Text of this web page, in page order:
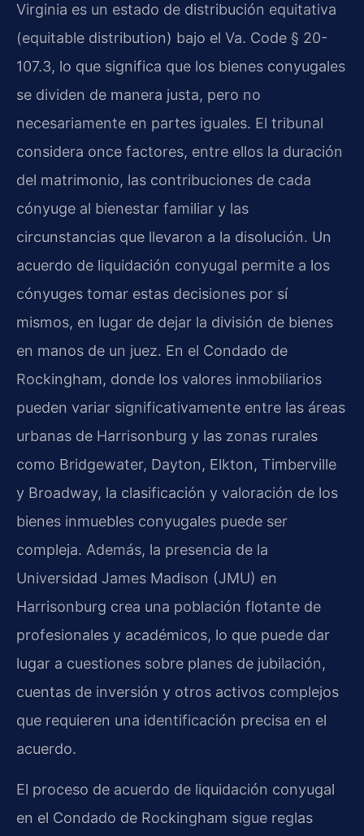
Virginia es un estado de distribución equitativa
(equitable distribution) bajo el Va. Code § 20-
107.3, lo que significa que los bienes conyugales
se dividen de manera justa, pero no
necesariamente en partes iguales. El tribunal
considera once factores, entre ellos la duración
del matrimonio, las contribuciones de cada
cónyuge al bienestar familiar y las
circunstancias que llevaron a la disolución. Un
acuerdo de liquidación conyugal permite a los
cónyuges tomar estas decisiones por sí
mismos, en lugar de dejar la división de bienes
en manos de un juez. En el Condado de
Rockingham, donde los valores inmobiliarios
pueden variar significativamente entre las áreas
urbanas de Harrisonburg y las zonas rurales
como Bridgewater, Dayton, Elkton, Timberville
y Broadway, la clasificación y valoración de los
bienes inmuebles conyugales puede ser
compleja. Además, la presencia de la
Universidad James Madison (JMU) en
Harrisonburg crea una población flotante de
profesionales y académicos, lo que puede dar
lugar a cuestiones sobre planes de jubilación,
cuentas de inversión y otros activos complejos
que requieren una identificación precisa en el
acuerdo.
El proceso de acuerdo de liquidación conyugal
en el Condado de Rockingham sigue reglas